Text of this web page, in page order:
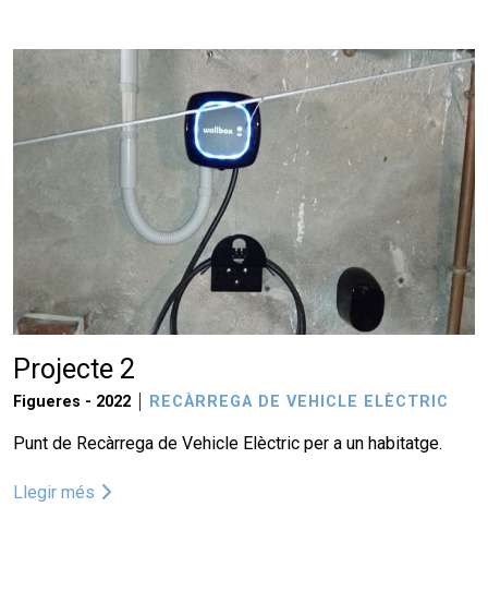
Projecte 2
Figueres - 2022 RECÀRREGA DE VEHICLE ELÈCTRIC
Punt de Recàrrega de Vehicle Elèctric per a un habitatge.
Llegir més